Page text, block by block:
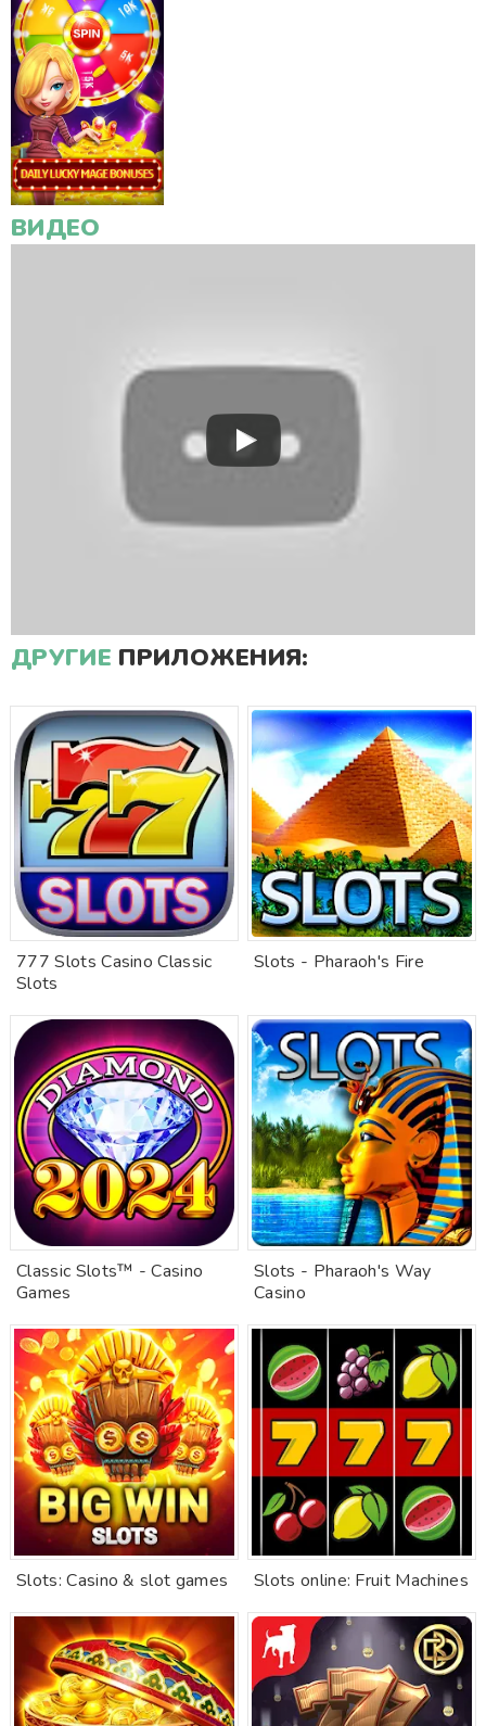
ВИДЕО
ДРУГИЕ ПРИЛОЖЕНИЯ:
777 Slots Casino Classic
Slots
Slots - Pharaoh's Fire
Classic Slots™ - Casino
Games
Slots - Pharaoh's Way
Casino
Slots: Casino & slot games Slots online: Fruit Machines